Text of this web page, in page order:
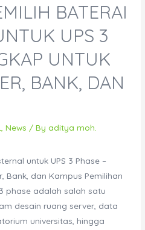
BATERAI
UPS 3
UNTUK
BANK, DAN
,News / Byaditya moh.
untuk UPS 3 Phase –
Bank, dan Kampus Pemilihan
phase adalah salah satu
desain ruang server, data
universitas, hingga